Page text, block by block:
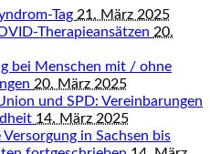
Tag 21. März 2025
Therapieansätzen 20.
bei Menschen mit / ohne
20. März 2025
und SPD: Vereinbarungen
14. März 2025
in Sachsen bis